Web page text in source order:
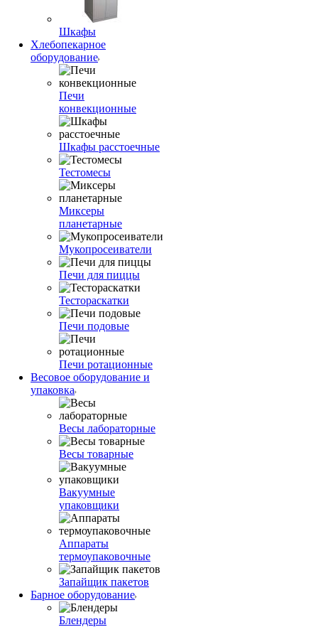
Шкафы
Хлебопекарное
оборудование
Печи
конвекционные
Шкафы расстоечные
Тестомесы
Миксеры
планетарные
Мукопросеиватели
Печи для пиццы
Тестораскатки
Печи подовые
Печи ротационные
Весовое оборудование и
упаковка
Весы лабораторные
Весы товарные
Вакуумные
упаковщики
Аппараты
термоупаковочные
Запайщик пакетов
Барное оборудование
Блендеры